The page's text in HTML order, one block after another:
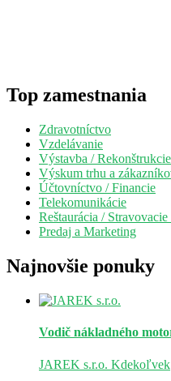
Top zamestnania
Zdravotníctvo
Vzdelávanie
Výstavba / Rekonštrukcie
Výskum trhu a
Účtovníctvo / Financie
Telekomunikácie
Reštaurácia /
Predaj a Marketing
Najnovšie ponuky
Vodič nákladného
JAREK s.r.o. Kdekoľvek